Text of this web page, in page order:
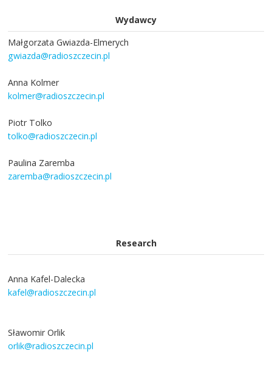
Wydawcy
Małgorzata Gwiazda-Elmerych
gwiazda@radioszczecin.pl
Anna Kolmer
kolmer@radioszczecin.pl
Piotr Tolko
tolko@radioszczecin.pl
Paulina Zaremba
zaremba@radioszczecin.pl
Research
Anna Kafel-Dalecka
kafel@radioszczecin.pl
Sławomir Orlik
orlik@radioszczecin.pl